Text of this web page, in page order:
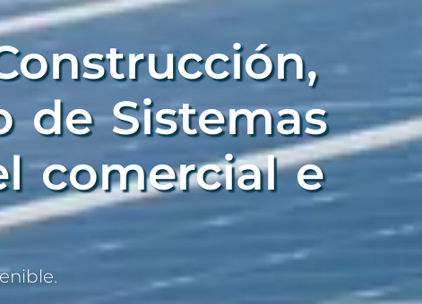
de Sistemas
comercial e